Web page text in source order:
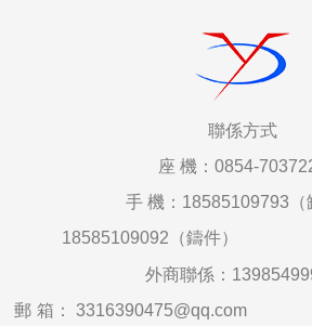
聯係方式
座 機：0854-
手機：18585109793（
18585109092（鑄件）
外商聯係：
郵 箱 ：3316390475@qq.com